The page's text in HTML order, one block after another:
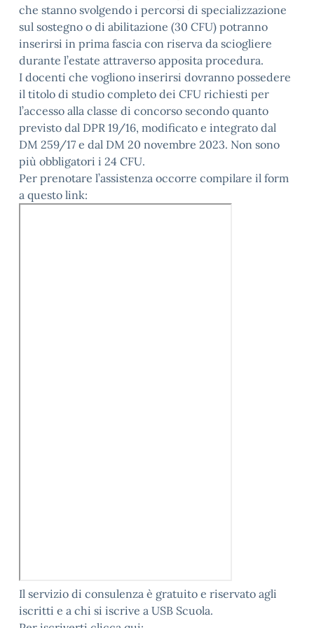
che stanno svolgendo i percorsi di specializzazione
sul sostegno o di abilitazione (30 CFU) potranno
inserirsi in prima fascia con riserva da sciogliere
durante l’estate attraverso apposita procedura.
I docenti che vogliono inserirsi dovranno possedere
il titolo di studio completo dei CFU richiesti per
l’accesso alla classe di concorso secondo quanto
previsto dal DPR 19/16, modificato e integrato dal
DM 259/17 e dal DM 20 novembre 2023. Non sono
più obbligatori i 24 CFU.
Per prenotare l’assistenza occorre compilare il form
a questo link:
Il servizio di consulenza è gratuito e riservato agli
iscritti e a chi si iscrive a USB Scuola.